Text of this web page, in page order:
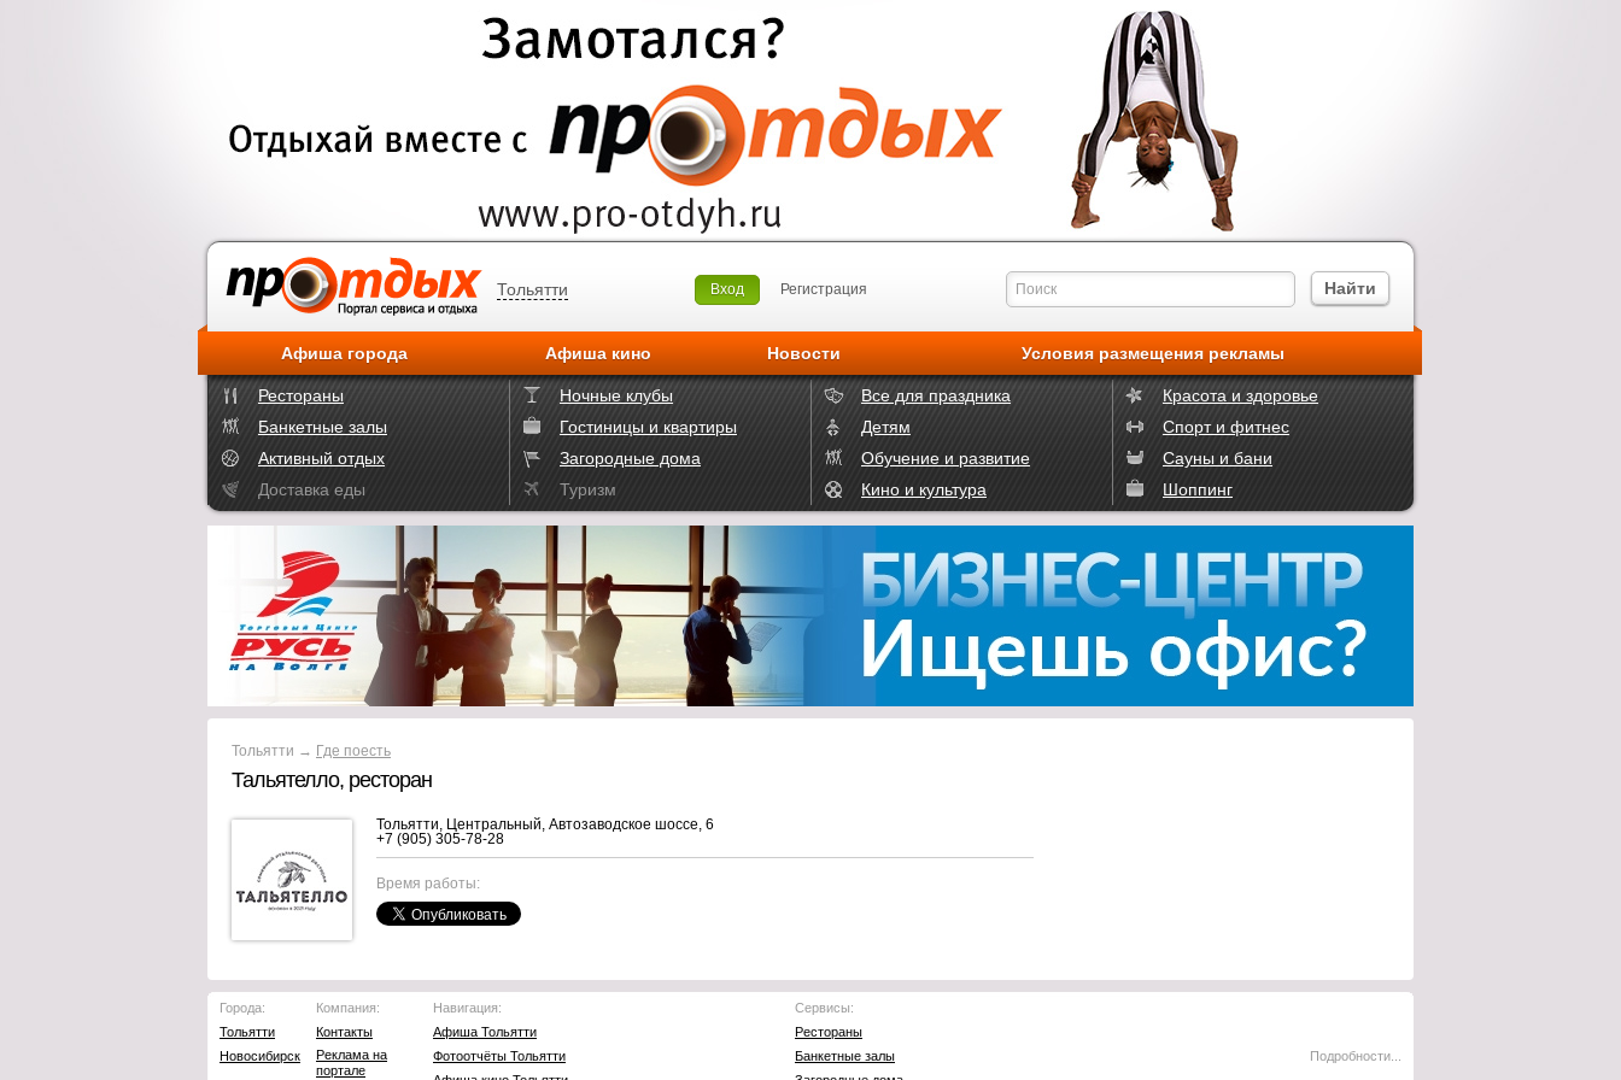
Тольятти Вход Регистрация
Афиша города Афиша кино Новости Условия размещения рекламы
Рестораны Ночные клубы Все для праздника
Красота и здоровье
Банкетные залы
Гостиницы и квартиры Детям
Спорт и фитнес
Активный отдых
Загородные дома Обучение и развитие
Сауны и бани
Доставка еды
Туризм Кино и культура Шоппинг
Тольятти → Где поесть
Тальятелло, ресторан
Тольятти, Центральный, Автозаводское шоссе, 6
+7 (905) 305-78-28
Время работы:
Города:
Тольятти
Новосибирск
Компания:
Контакты
Реклама на
портале
Навигация:
Афиша Тольятти
Фотоотчёты Тольятти
Сервисы:
Рестораны
Банкетные залы
Подробности...